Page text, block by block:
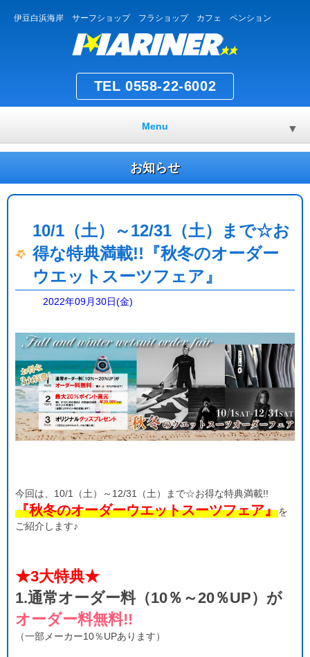
伊豆白浜海岸 サーフショップ フラショップ カフェ ペンション
TEL 0558-22-6002
Menu ▼
お知らせ
10/1（土）～12/31（土）まで☆お
得な特典満載!!『秋冬のオーダー
ウエットスーツフェア』
2022年09月30日(金)
今回は、10/1（土）～12/31（土）まで☆お得な特典満載!!
『秋冬のオーダーウエットスーツフェア』を
ご紹介します♪
★3大特典★
1.通常オーダー料（10％～20％UP）が
オーダー料無料!!
（一部メーカー10％UPあります）